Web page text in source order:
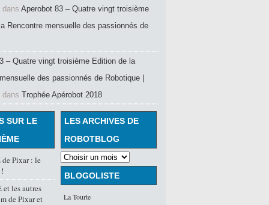
dans Aperobot 83 – Quatre vingt troisième
Rencontre mensuelle des passionnés de
– Quatre vingt troisième Edition de la
des passionnés de Robotique |
dans Trophée Apérobot 2018
LES ARCHIVES DE
ROBOTBLOG
BLOGOLISTE
La Tourte
SUR LE
Pixar : le
les autres
de Pixar et